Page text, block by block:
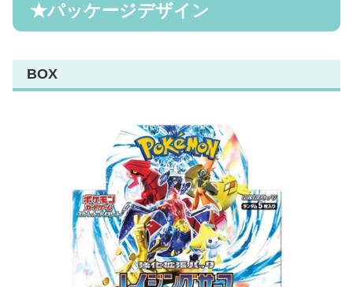
★パッケージデザイン
BOX